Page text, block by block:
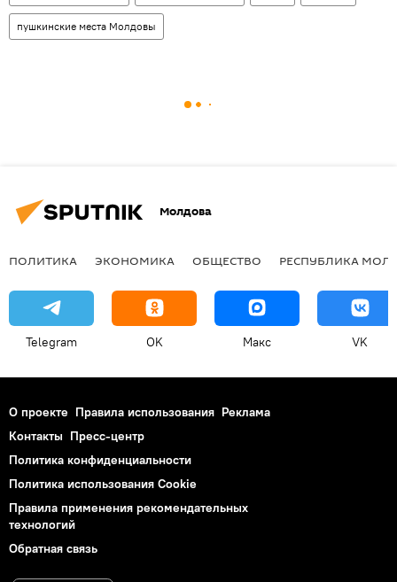
пушкинские места Молдовы
Молдова
ПОЛИТИКА ЭКОНОМИКА ОБЩЕСТВО РЕСПУБЛИКА
Telegram OK Макс VK
О проекте Правила использования Реклама
Контакты Пресс-центр
Политика конфиденциальности
Политика использования Cookie
Правила применения рекомендательных
технологий
Обратная связь